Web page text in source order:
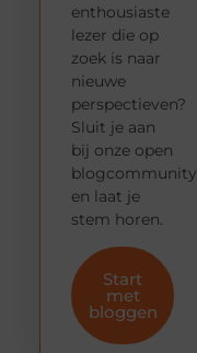
enthousiaste
lezer die op
zoek is naar
nieuwe
perspectieven?
Sluit je aan
bij onze open
blogcommunity
en laat je
stem horen.
Start
met
bloggen